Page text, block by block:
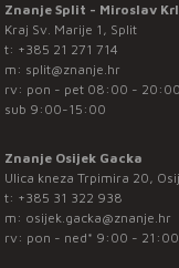
Znanje Split - Miroslav
Kraj Sv. Marije 1, Split
t: +385 21 271 714
m: split@znanje.hr
rv: pon - pet 08:00 -
sub 9:00-15:00
Znanje Osijek Gacka
Ulica kneza Trpimira 20,
t: +385 31 322 938
m: osijek.gacka@znanje.hr
rv: pon - ned* 9:00 - 21:00